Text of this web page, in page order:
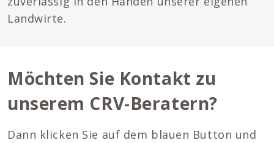
Landwirte.
Möchten Sie Kontakt zu
unserem CRV-Beratern?
Dann klicken Sie auf dem blauen Button und